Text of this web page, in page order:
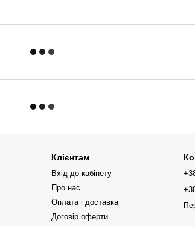
Клієнтам
Вхід до кабінету
Про нас
Оплата і доставка
Договір оферти